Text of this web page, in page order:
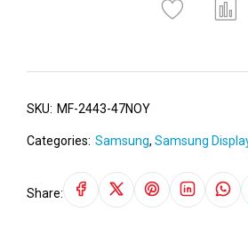
SKU: MF-2443-47NOY
Categories: Samsung, Samsung
Share: